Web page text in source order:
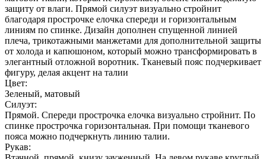
защиту от влаги. Прямой силуэт визуально стройнит
благодаря прострочке елочка спереди и горизонтальным
линиям по спинке. Дизайн дополнен спущенной линией
плеча, трикотажными манжетами для дополнительной защиты
от холода и капюшоном, который можно трансформировать в
элегантный отложной воротник. Тканевый пояс подчеркивает
фигуру, делая акцент на талии
Цвет:
Зеленый, матовый
Силуэт:
Прямой. Спереди прострочка елочка визуально стройнит. По
спинке прострочка горизонтальная. При помощи тканевого
пояса можно подчеркнуть линию талии.
Рукав: